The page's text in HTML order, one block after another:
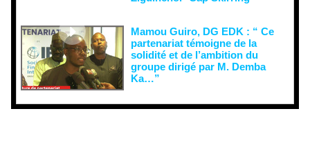
Mamou Guiro, DG EDK : “ Ce
partenariat témoigne de la
solidité et de l’ambition du
groupe dirigé par M. Demba
Ka…”